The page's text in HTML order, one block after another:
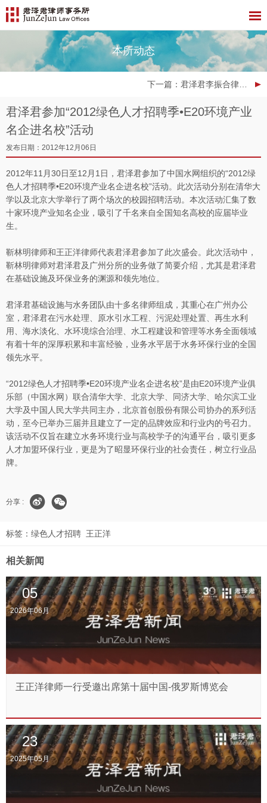
本所动态
下一篇 ：君泽君李振合律师荣膺“客户最青睐的二十位中国顶级律师”之一
君泽君参加“2012绿色人才招聘季•E20环境产业
名企进名校”活动
发布日期：2012年12月06日
2012年11月30日至12月1日，君泽君参加了中国水网组织的“2012绿
色人才招聘季•E20环境产业名企进名校”活动。此次活动分别在清华大
学以及北京大学举行了两个场次的校园招聘活动。本次活动汇集了数
十家环境产业知名企业，吸引了千名来自全国知名高校的应届毕业
生。
靳林明律师和王正洋律师代表君泽君参加了此次盛会。此次活动中，
靳林明律师对君泽君及广州分所的业务做了简要介绍，尤其是君泽君
在基础设施及环保业务的渊源和领先地位。
君泽君基础设施与水务团队由十多名律师组成，其重心在广州办公
室，君泽君在污水处理、原水引水工程、污泥处理处置、再生水利
用、海水淡化、水环境综合治理、水工程建设和管理等水务全面领域
有着十年的深厚积累和丰富经验，业务水平居于水务环保行业的全国
领先水平。
“2012绿色人才招聘季•E20环境产业名企进名校”是由E20环境产业俱
乐部（中国水网）联合清华大学、北京大学、同济大学、哈尔滨工业
大学及中国人民大学共同主办，北京首创股份有限公司协办的系列活
动，至今已举办三届并且建立了一定的品牌效应和行业内的号召力。
该活动不仅旨在建立水务环境行业与高校学子的沟通平台，吸引更多
人才加盟环保行业，更是为了昭显环保行业的社会责任，树立行业品
牌。
分享 :
标签： 绿色人才招聘 王正洋
相关新闻
05
2026年06月
王正洋律师一行受邀出席第十届中国-俄罗斯博览会
23
2025年05月